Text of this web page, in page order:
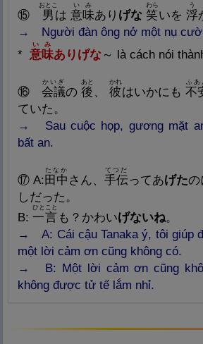
⑮ 男
おとこ
は 意味
いみ
あり げな 笑
わら
いを 浮
う
→ Người đàn ông nở một nụ
* 意味
いみ
ありげな ～ là cách nói
⑯ 会議
かいぎ
の 後
あと
彼
Nghĩa: Bên kia, kẻ khác, đối
かれ
はいかにも 不
ふあ
ていた。
→ Sau cuộc họp, gương mặt
bất an.
⑰ A: 田 中
たなか
さん、 手伝
てつだ
ってあげたの
しだった。
B: 一言
ひとこと
も？かわいげないね。
→ A: Cái cậu Tanaka ý, tôi giúp
một lời cảm ơn cũng không có.
→ B: Một lời cảm ơn cũng
không được tử tế lắm nhỉ.